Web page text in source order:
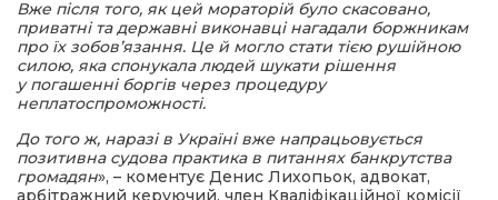
Вже після того, як цей мораторій було скасовано,
приватні та державні виконавці нагадали боржникам
про їх зобовʼязання. Це й могло стати тією рушійною
силою, яка спонукала людей шукати рішення
у погашенні боргів через процедуру
неплатоспроможності.
До того ж, наразі в Україні вже напрацьовується
позитивна судова практика в питаннях банкрутства
громадян», – коментує Денис Лихопьок, адвокат,
арбітражний керуючий, член Кваліфікаційної комісії